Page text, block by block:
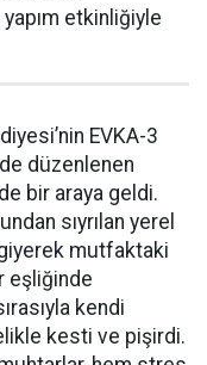
etkinliğiyle
EVKA-3
düzenlenen
bir araya geldi.
sıyrılan yerel
mutfaktaki
eşliğinde
kendi
kesti ve pişirdi.